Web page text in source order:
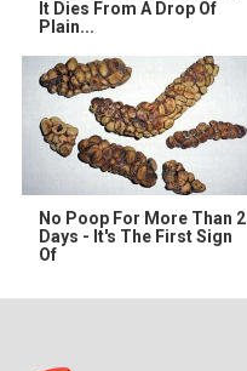
It Dies From A Drop Of
Plain...
No Poop For More Than 2
Days - It's The First Sign
Of